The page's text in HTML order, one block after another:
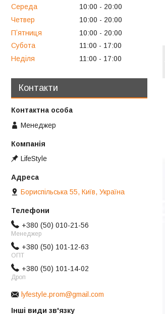
Середа
10:00
20:00
Четвер
10:00
20:00
Пʼятниця
10:00
20:00
Субота
11:00
17:00
Неділя
11:00 17:00
Контакти
Менеджер
LifeStyle
Бориспільська 55, Київ, Україна
+380 (50) 010-21-56
Менеджер
+380 (50) 101-12-63
ОПТ
+380 (50) 101-14-02
Дроп
lyfestyle.prom@gmail.com
Інші види зв'язку